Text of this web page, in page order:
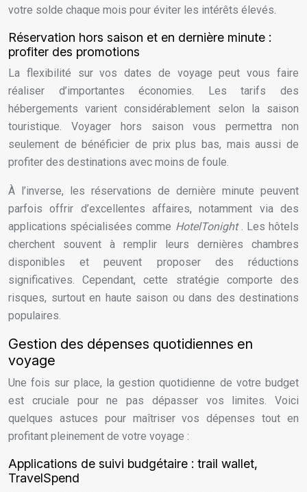
votre solde chaque mois pour éviter les intérêts élevés.
Réservation hors saison et en dernière minute :
profiter des promotions
La flexibilité sur vos dates de voyage peut vous faire
réaliser d’importantes économies. Les tarifs des
hébergements varient considérablement selon la saison
touristique. Voyager hors saison vous permettra non
seulement de bénéficier de prix plus bas, mais aussi de
profiter des destinations avec moins de foule.
À l’inverse, les réservations de dernière minute peuvent
parfois offrir d’excellentes affaires, notamment via des
applications spécialisées comme HotelTonight. Les hôtels
cherchent souvent à remplir leurs dernières chambres
disponibles et peuvent proposer des réductions
significatives. Cependant, cette stratégie comporte des
risques, surtout en haute saison ou dans des destinations
populaires.
Gestion des dépenses quotidiennes en
voyage
Une fois sur place, la gestion quotidienne de votre budget
est cruciale pour ne pas dépasser vos limites. Voici
quelques astuces pour maîtriser vos dépenses tout en
profitant pleinement de votre voyage :
Applications de suivi budgétaire : trail wallet,
TravelSpend